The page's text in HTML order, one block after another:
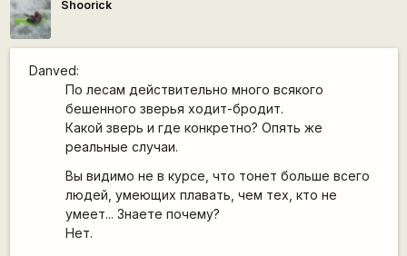
Shoorick
Danved:
По лесам действительно много всякого
бешенного зверья ходит-бродит.
Какой зверь и где конкретно? Опять же
реальные случаи.
Вы видимо не в курсе, что тонет больше всего
людей, умеющих плавать, чем тех, кто не
умеет... Знаете почему?
Нет.